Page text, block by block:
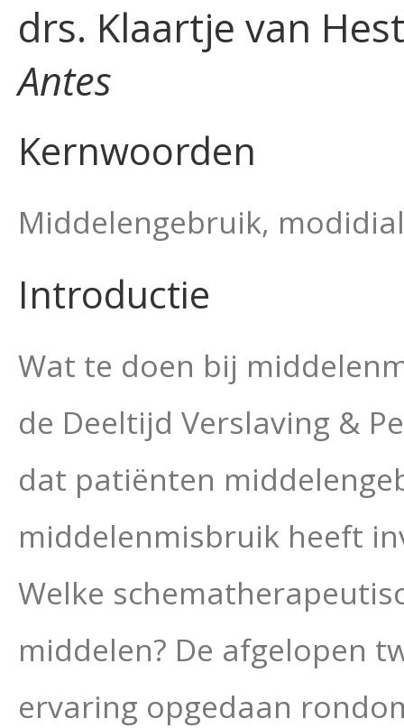
drs. Klaartje van
Antes
Kernwoorden
Middelengebruik,
Introductie
Wat te doen bij
de Deeltijd Verslaving &
dat patiënten
middelenmisbruik heeft
Welke
middelen? De afgelopen
ervaring opgedaan